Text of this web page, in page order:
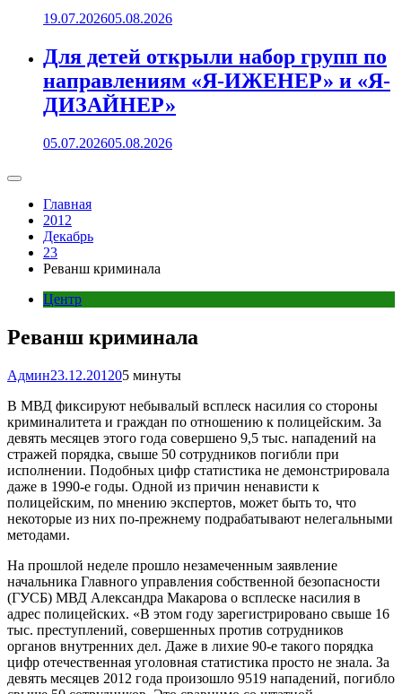
19.07.202605.08.2026
Для детей открыли набор групп по
направлениям «Я-ИЖЕНЕР» и «Я-
ДИЗАЙНЕР»
05.07.202605.08.2026
Главная
2012
Декабрь
23
Реванш криминала
Центр
Реванш криминала
Админ23.12.201205 минуты
В МВД фиксируют небывалый всплеск насилия со стороны
криминалитета и граждан по отношению к полицейским. За
девять месяцев этого года совершено 9,5 тыс. нападений на
стражей порядка, свыше 50 сотрудников погибли при
исполнении. Подобных цифр статистика не демонстрировала
даже в 1990-е годы. Одной из причин ненависти к
полицейским, по мнению экспертов, может быть то, что
некоторые из них по-прежнему подрабатывают нелегальными
методами.
На прошлой неделе прошло незамеченным заявление
начальника Главного управления собственной безопасности
(ГУСБ) МВД Александра Макарова о всплеске насилия в
адрес полицейских. «В этом году зарегистрировано свыше 16
тыс. преступлений, совершенных против сотрудников
органов внутренних дел. Даже в лихие 90-е такого порядка
цифр отечественная уголовная статистика просто не знала. За
девять месяцев 2012 года произошло 9519 нападений, погибло